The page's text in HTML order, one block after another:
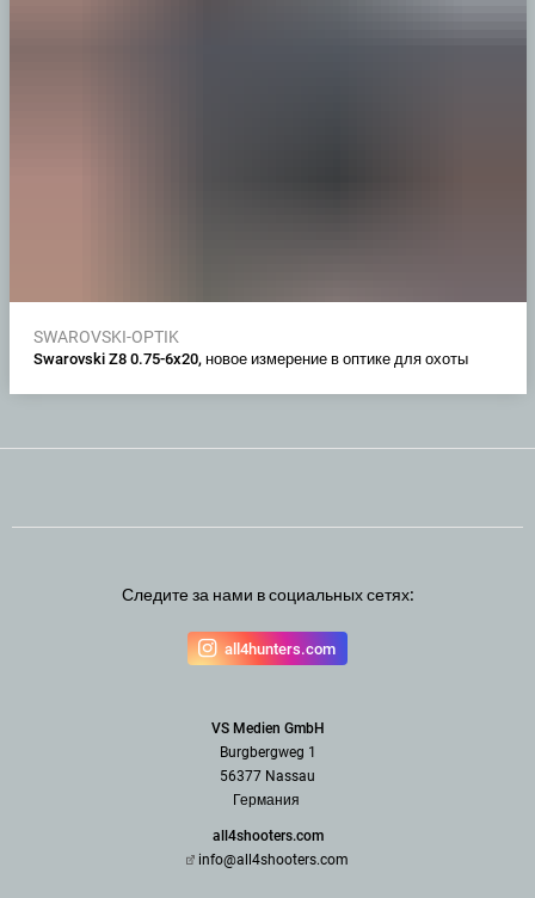
SWAROVSKI-OPTIK
Swarovski Z8 0.75-6x20, новое измерение в оптике для охоты
Следите за нами в социальных сетях:
all4hunters.com
VS Medien GmbH
Burgbergweg 1
56377 Nassau
Германия
all4shooters.com
info@all4shooters.com